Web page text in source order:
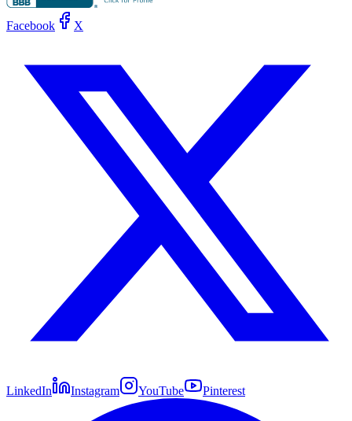
Facebook X
LinkedIn Instagram YouTube Pinterest